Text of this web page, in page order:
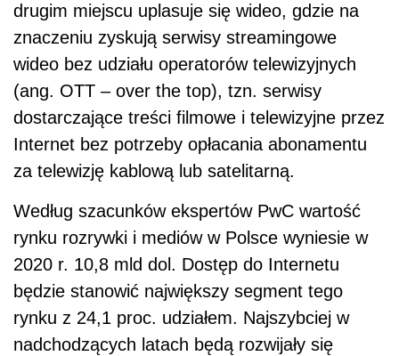
drugim miejscu uplasuje się wideo, gdzie na
znaczeniu zyskują serwisy streamingowe
wideo bez udziału operatorów telewizyjnych
(ang. OTT – over the top), tzn. serwisy
dostarczające treści filmowe i telewizyjne przez
Internet bez potrzeby opłacania abonamentu
za telewizję kablową lub satelitarną.
Według szacunków ekspertów PwC wartość
rynku rozrywki i mediów w Polsce wyniesie w
2020 r. 10,8 mld dol. Dostęp do Internetu
będzie stanowić największy segment tego
rynku z 24,1 proc. udziałem. Najszybciej w
nadchodzących latach będą rozwijały się